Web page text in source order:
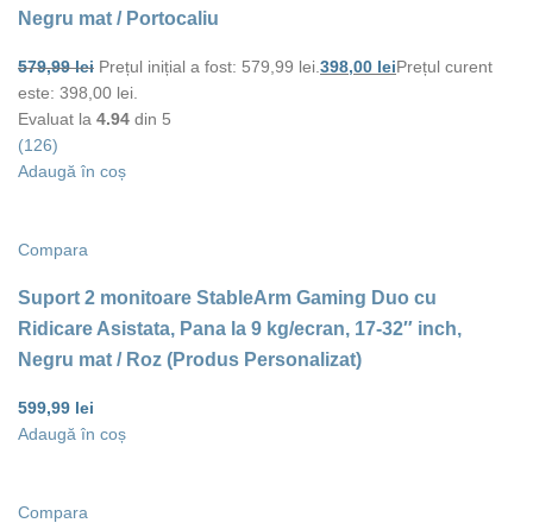
Negru mat / Portocaliu
579,99lei Prețul inițial a fost: 579,99 lei. 398,00 leiPrețul curent
este: 398,00 lei.
Evaluat la 4.94 din 5
(126)
Adaugă în coș
Compara
Suport 2 monitoare StableArm Gaming Duo cu
Ridicare Asistata, Pana la 9 kg/ecran, 17-32″ inch,
Negru mat / Roz (Produs Personalizat)
599,99 lei
Adaugă în coș
Compara